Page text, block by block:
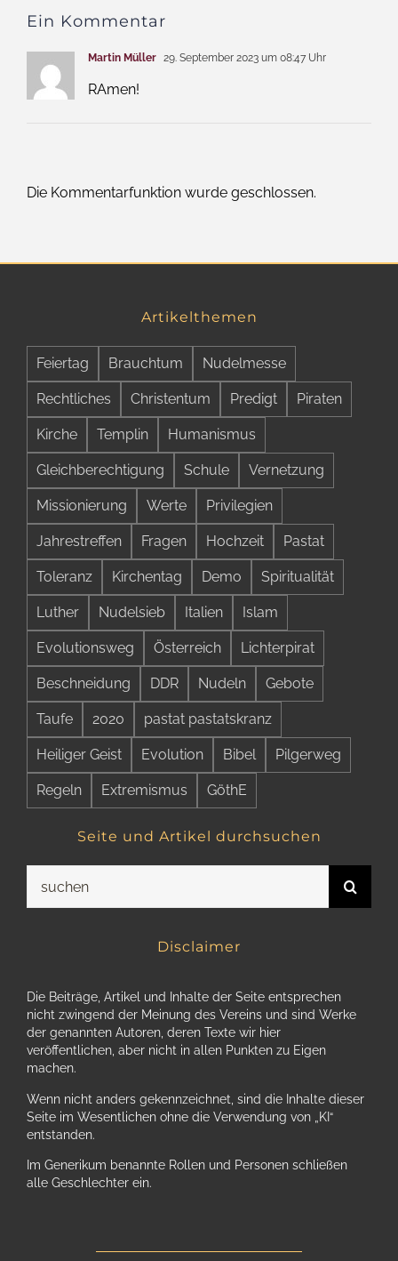
Ein Kommentar
Martin Müller 29. September 2023 um 08:47 Uhr
RAmen!
Die Kommentarfunktion wurde geschlossen.
Artikelthemen
Feiertag Brauchtum Nudelmesse
Rechtliches Christentum Predigt Piraten
Kirche Templin Humanismus
Gleichberechtigung Schule Vernetzung
Missionierung Werte Privilegien
Jahrestreffen Fragen Hochzeit Pastat
Toleranz Kirchentag Demo Spiritualität
Luther Nudelsieb Italien Islam
Evolutionsweg Österreich Lichterpirat
Beschneidung DDR Nudeln Gebote
Taufe 2020 pastat pastatskranz
Heiliger Geist Evolution Bibel Pilgerweg
Regeln Extremismus GöthE
Seite und Artikel durchsuchen
nach:
Disclaimer
Die Beiträge, Artikel und Inhalte der Seite entsprechen
nicht zwingend der Meinung des Vereins und sind Werke
der genannten Autoren, deren Texte wir hier
veröffentlichen, aber nicht in allen Punkten zu Eigen
machen.
Wenn nicht anders gekennzeichnet, sind die Inhalte dieser
Seite im Wesentlichen ohne die Verwendung von „KI“
entstanden.
Im Generikum benannte Rollen und Personen schließen
alle Geschlechter ein.